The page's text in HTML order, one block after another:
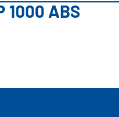
1000 ABS